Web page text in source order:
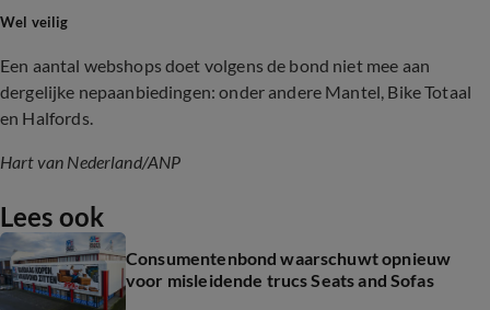
Wel veilig
Een aantal webshops doet volgens de bond niet mee aan
dergelijke nepaanbiedingen: onder andere Mantel, Bike Totaal
en Halfords.
Hart van Nederland/ANP
Lees ook
Consumentenbond waarschuwt opnieuw
voor misleidende trucs Seats and Sofas